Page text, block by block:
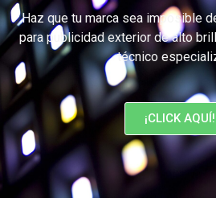
Haz que tu marca sea imposible
para publicidad exterior de alto
técnico
¡CLICK AQUÍ!